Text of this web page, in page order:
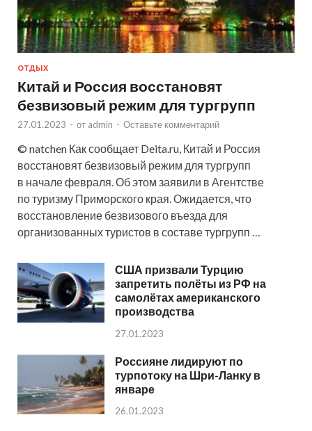
ОТДЫХ
Китай и Россия восстановят
безвизовый режим для тургрупп
27.01.2023 - от admin - Оставьте комментарий
© natchen Как сообщает Deita.ru, Китай и Россия
восстановят безвизовый режим для тургрупп
в начале февраля. Об этом заявили в Агентстве
по туризму Приморского края. Ожидается, что
восстановление безвизового въезда для
организованных туристов в составе тургрупп …
США призвали Турцию
запретить полёты из РФ на
самолётах американского
производства
27.01.2023
Россияне лидируют по
турпотоку на Шри-Ланку в
январе
26.01.2023